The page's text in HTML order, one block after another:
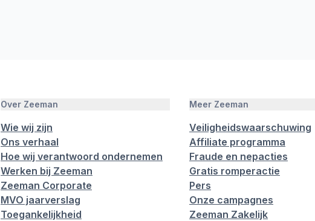
Over Zeeman
Wie wij zijn
Ons verhaal
Hoe wij verantwoord ondernemen
Werken bij Zeeman
Zeeman Corporate
MVO jaarverslag
Toegankelijkheid
Meer Zeeman
Veiligheidswaarschuwing
Affiliate programma
Fraude en nepacties
Gratis romperactie
Pers
Onze campagnes
Zeeman Zakelijk